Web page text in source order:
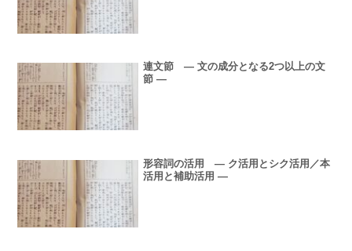
連文節 ― 文の成分となる2つ以上の文
節 ―
形容詞の活用 ― ク活用とシク活用／本
活用と補助活用 ―